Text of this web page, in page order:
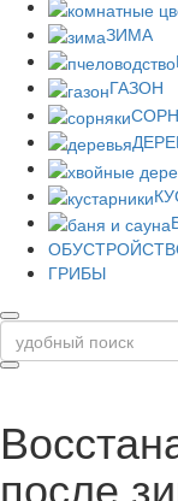
ЗИМА
ГАЗОН
ГРИБЫ
после